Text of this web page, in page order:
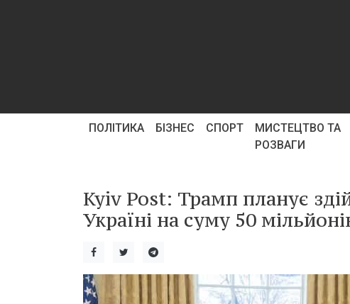
ПОЛІТИКА БІЗНЕС СПОРТ
МИСТЕЦТВО ТА
РОЗВАГИ
Kyiv Post: Трамп планує
Україні на суму 50